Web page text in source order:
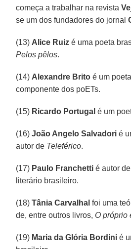
começa a trabalhar na revista
se um dos fundadores do jornal
(13) Alice Ruiz é uma poeta
Pelos pêlos.
(14) Alexandre Brito é um
componente dos poETs.
(15) Ricardo Portugal é um
(16)João Angelo Salvadori é
autor de Teleférico.
(17) Paulo Franchetti é autor
literário brasileiro.
(18)Tânia Carvalhal foi uma
de, entre outros livros, O próprio
(19) Maria da Glória Bordini é